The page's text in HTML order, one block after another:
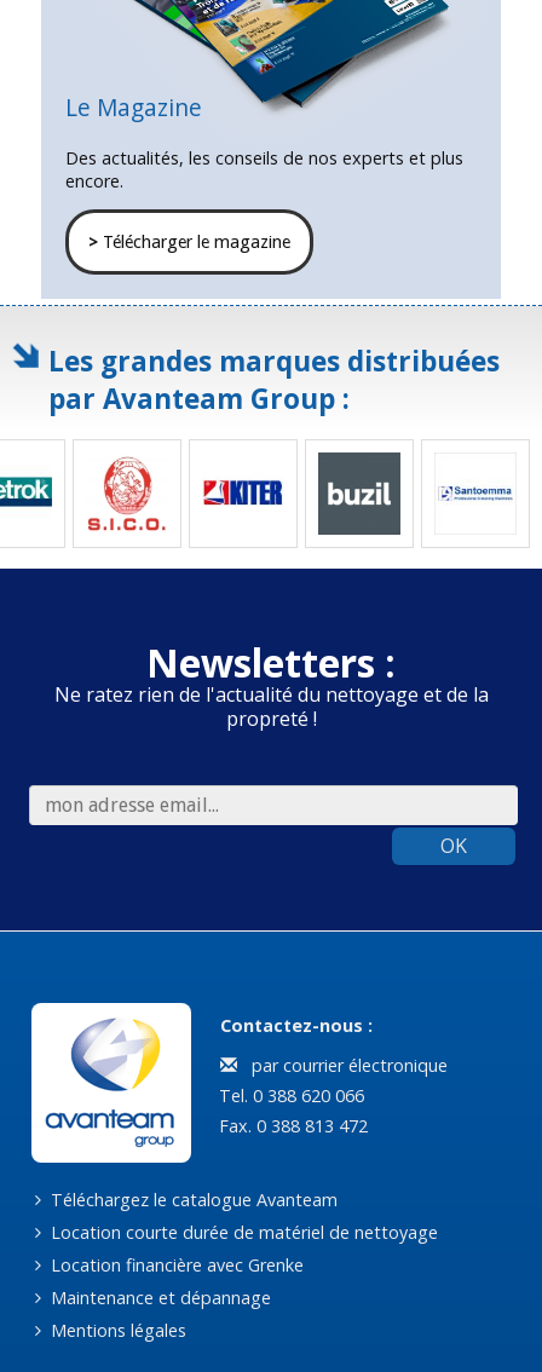
Le Magazine
Des actualités, les conseils de nos experts et plus
encore.
>Télécharger le magazine
Les grandes marques distribuées
par Avanteam Group :
Newsletters :
Ne ratez rien de l'actualité du nettoyage et de la
propreté !
OK
Contactez-nous :
par courrier électronique
Tel. 0 388 620 066
Fax. 0 388 813 472
Téléchargez le catalogue Avanteam
Location courte durée de matériel de nettoyage
Location financière avec Grenke
Maintenance et dépannage
Mentions légales